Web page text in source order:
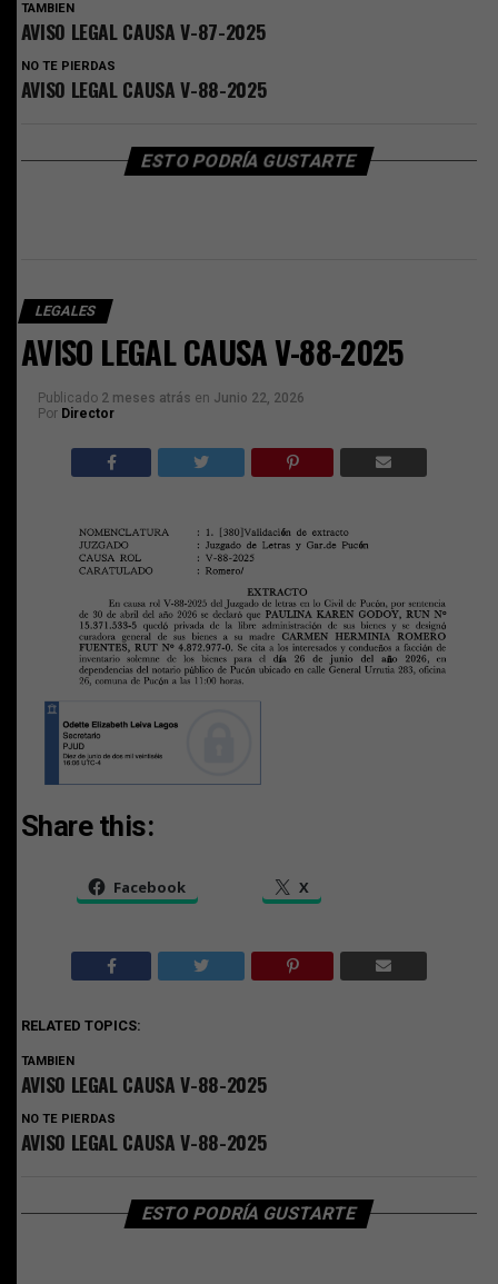
TAMBIEN
AVISO LEGAL CAUSA V-87-2025
NO TE PIERDAS
AVISO LEGAL CAUSA V-88-2025
ESTO PODRÍA GUSTARTE
LEGALES
AVISO LEGAL CAUSA V-88-2025
Publicado 2 meses atrás en Junio 22, 2026
Por Director
Share this:
Facebook X
RELATED TOPICS:
TAMBIEN
AVISO LEGAL CAUSA V-88-2025
NO TE PIERDAS
AVISO LEGAL CAUSA V-88-2025
ESTO PODRÍA GUSTARTE